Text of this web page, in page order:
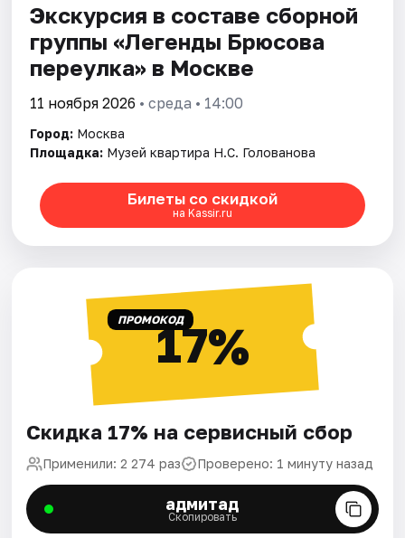
Экскурсия в составе сборной
группы «Легенды Брюсова
переулка» в Москве
11 ноября 2026 • среда • 14:00
Город: Москва
Площадка: Музей квартира Н.С. Голованова
Билеты со скидкой
на Kassir.ru
ПРОМОКОД17%
Скидка 17% на сервисный сбор
Применили: 2 274 раз Проверено: 1 минуту назад
адмитад
Скопировать